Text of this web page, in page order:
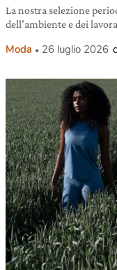
La nostra selezione
dell’ambiente e dei
Moda 26 luglio 2026